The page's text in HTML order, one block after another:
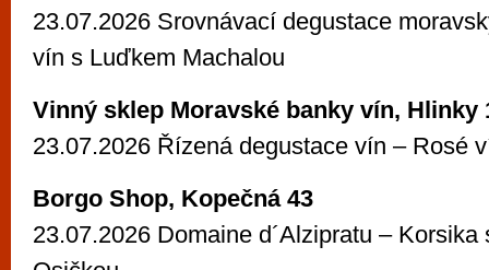
23.07.2026 Srovnávací degustace
vín s Luďkem Machalou
Vinný sklep Moravské banky vín, Hlinky
23.07.2026 Řízená degustace vín – Rosé
Borgo Shop, Kopečná 43
23.07.2026 Domaine d´Alzipratu – Korsika